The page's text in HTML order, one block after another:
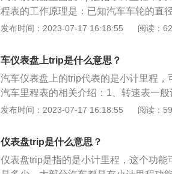
置的意思，作用就是重置汽车仪表盘上
第一次加满油时，同时用reset清零，然
下）。那么这次加油的量A÷当前跑的里
程表的工作原理是：已知汽车车轮的直
里路车轮要转的圈数，自动记录车轮转
报灯；2、充电指示灯；3、远近光变光
防抱死系统指示灯；6、驱动力控制指
灯及报警灯；8、电子油门指示灯。
发布时间：2023-07-17 16:18:55 阅读：
车仪表盘上trip是什么意思？
汽车仪表盘上的trip代表的是小计里程
汽车里程表的相关介绍：1、转速表一
放置在一起。转速表是按照磁性原理工
计本次里程和总里程。本次里程通常有
总里程则有六位数，不能清零，电子式
储器内，在无电状态下数据也能保存。
发布时间：2023-07-17 16:18:55 阅读：
仪表盘trip是什么意思？
仪表盘trip是指的是小计里程，这个功